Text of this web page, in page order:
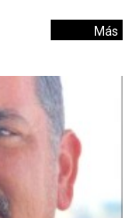
Más